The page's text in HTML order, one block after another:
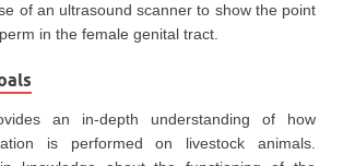
of an ultrasound scanner to show the point
in the female genital tract.
an in-depth understanding of how
is performed on livestock animals.